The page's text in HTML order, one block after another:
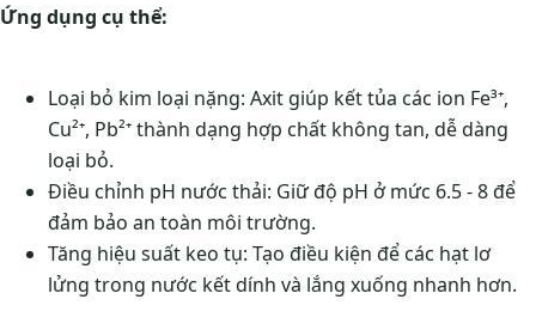
Ứng dụng cụ thể:
Loại bỏ kim loại nặng: Axit giúp kết tủa các ion Fe³⁺,
Cu²⁺, Pb²⁺ thành dạng hợp chất không tan, dễ dàng
loại bỏ.
Điều chỉnh pH nước thải: Giữ độ pH ở mức 6.5 - 8 để
đảm bảo an toàn môi trường.
Tăng hiệu suất keo tụ: Tạo điều kiện để các hạt lơ
lửng trong nước kết dính và lắng xuống nhanh hơn.